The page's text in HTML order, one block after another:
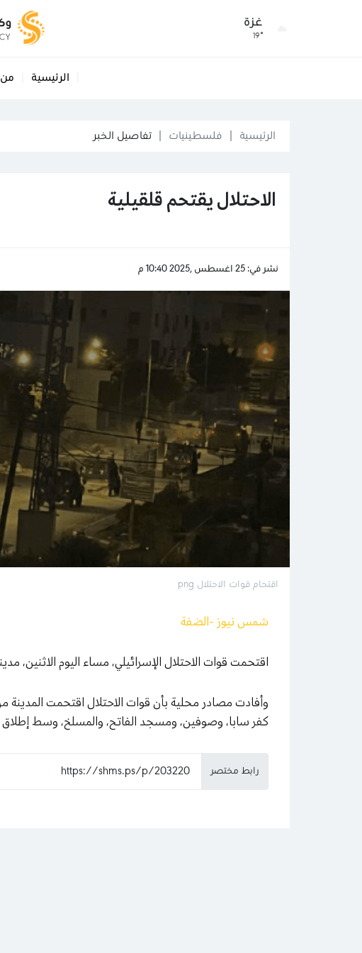
غزة
19°
الرئيسية
الرئيسية فلسطينيات تفاصيل الخبر
الاحتلال يقتحم قلقيلية
نشر في: 25 اغسطس ,2025 10:40 م
اقتحام قوات الاحتلال png
شمس نيوز -الضفة
اقتحمت قوات الاحتلال الإسرائيلي، مساء اليوم الاثنين،
وأفادت مصادر محلية بأن قوات الاحتلال اقتحمت
كفر سابا، وصوفين، ومسجد الفاتح، والمسلخ، وسط إطلاق
رابط مختصر